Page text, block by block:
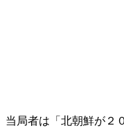
当局者は「北朝鮮が２